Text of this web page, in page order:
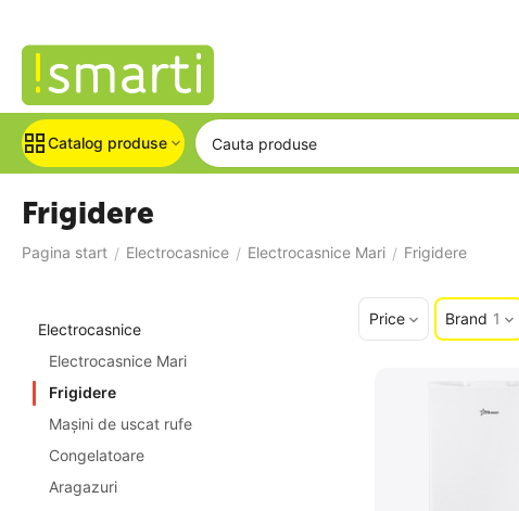
Catalog produse
Frigidere
Pagina start / Electrocasnice / Electrocasnice Mari / Frigidere
Price Brand 1
Electrocasnice
Electrocasnice Mari
Frigidere
Maşini de uscat rufe
Congelatoare
Aragazuri